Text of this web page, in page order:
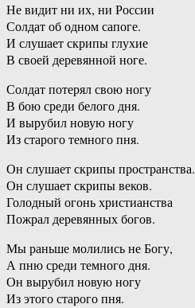
Не видит ни их, ни России
Солдат об одном сапоге.
И слушает скрипы глухие
В своей деревянной ноге.
Солдат потерял свою ногу
В бою среди белого дня.
И вырубил новую ногу
Из старого темного пня.
Он слушает скрипы пространства.
Он слушает скрипы веков.
Голодный огонь христианства
Пожрал деревянных богов.
Мы раньше молились не Богу,
А пню среди темного дня.
Он вырубил новую ногу
Из этого старого пня.